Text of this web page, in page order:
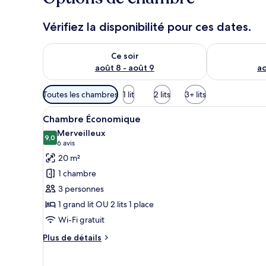
Vérifiez la disponibilité pour ces dates.
Ce soir
août 8 - août 9
Vérifier la disponibilité pour ce soir août 8 - août 9
Vérifier la
Filtres
disponibles
pour
les
chambres
Toutes les chambres 1 lit 2 lits 3+ lits
Afficher
toutes
les
photos
pour
ce
type
de
chambre :
Chambre
Une chambre d’hôtel avec
7
Chambre Économique
9,09,0 sur 10
Merveilleux
6 avis
(6 avis)
20 m²
1 chambre
3 personnes
1 grand lit OU 2 lits 1 place
Wi-Fi gratuit
Plus de détails
Plus